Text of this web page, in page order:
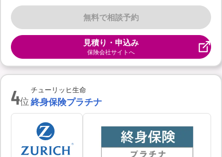
無料で相談予約
見積り・申込み
保険会社サイトへ
4位
チューリッヒ生命
終身保険プラチナ